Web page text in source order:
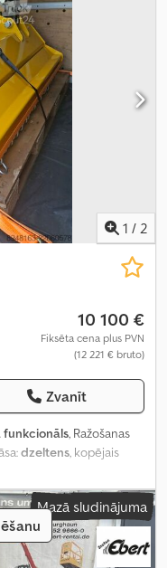
1 / 2
10 100 €
Fiksēta cena plus PVN
(12 221 € bruto)
Zvanīt
funkcionāls, Ražošanas
dzeltens, kopējais
Mazā sludinājuma